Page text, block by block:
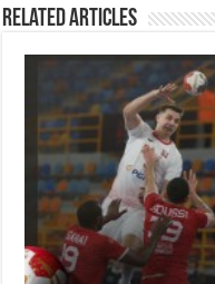
Related Articles